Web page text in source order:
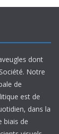
dont
Notre
de
est de
dans la
biais de